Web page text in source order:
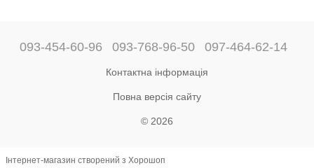
093-454-60-96 093-768-96-50 097-464-62-14
Контактна інформація
Повна версія сайту
© 2026
Інтернет-магазин створений з Хорошоп